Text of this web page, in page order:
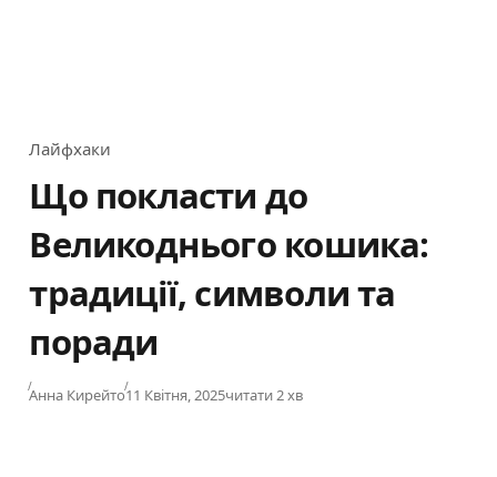
Category
Лайфхаки
Що покласти до
Великоднього кошика:
традиції, символи та
поради
Анна КирейтоPublished
11 Квітня, 2025читати 2 хв